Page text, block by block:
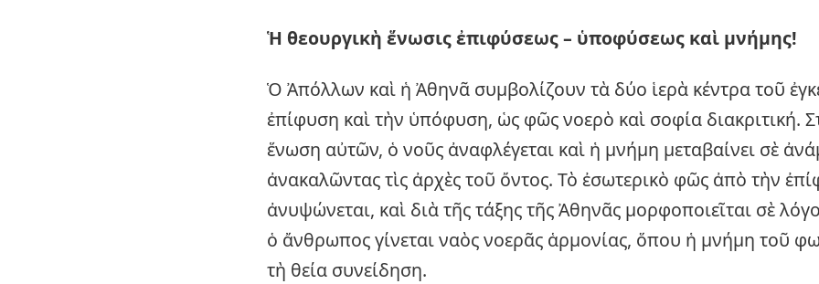
Ἡ θεουργικὴ ἕνωσις ἐπιφύσεως – ὑποφύσεως καὶ μνήμης!
Ὁ Ἀπόλλων καὶ ἡ Ἀθηνᾶ συμβολίζουν τὰ δύο ἱερὰ κέντρα τοῦ
ἐπίφυση καὶ τὴν ὑπόφυση, ὡς φῶς νοερὸ καὶ σοφία διακριτική.
ἕνωση αὐτῶν, ὁ νοῦς ἀναφλέγεται καὶ ἡ μνήμη μεταβαίνει σὲ
ἀνακαλῶντας τὶς ἀρχὲς τοῦ ὄντος. Τὸ ἐσωτερικὸ φῶς ἀπὸ τὴν
ἀνυψώνεται, καὶ διὰ τῆς τάξης τῆς Ἀθηνᾶς μορφοποιεῖται σὲ
ὁ ἄνθρωπος γίνεται ναὸς νοερᾶς ἁρμονίας, ὅπου ἡ μνήμη τοῦ
τὴ θεία συνείδηση.